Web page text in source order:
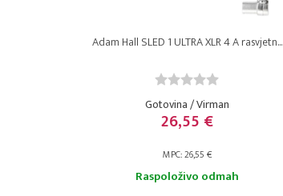
Adam Hall SLED 1 ULTRA XLR 4 A rasvjetn...
Gotovina / Virman
26,55 €
MPC: 26,55 €
Raspoloživo odmah